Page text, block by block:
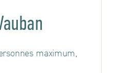
maximum,